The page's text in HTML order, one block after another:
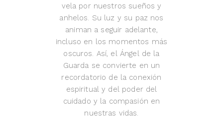
vela por nuestros sueños y
anhelos. Su luz y su paz nos
animan a seguir adelante,
incluso en los momentos más
oscuros. Así, el Ángel de la
Guarda se convierte en un
recordatorio de la conexión
espiritual y del poder del
cuidado y la compasión en
nuestras vidas.